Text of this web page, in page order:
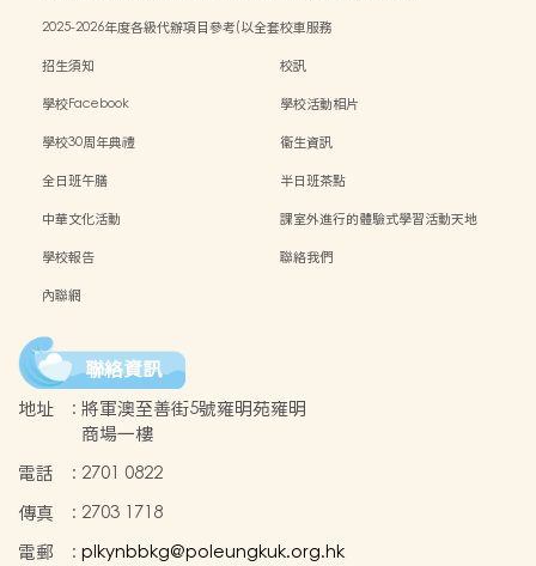
2025-2026年度各級代辦項目參考(以全套校車服務
招生須知
校訊
學校Facebook
學校活動相片
學校30周年典禮
衞生資訊
全日班午膳
半日班茶點
中華文化活動
課室外進行的體驗式學習活動天地
學校報告
聯絡我們
內聯網
聯絡資訊
地址 : 將軍澳至善街5號雍明苑雍明
商場一樓
電話
: 2701 0822
傳真
: 2703 1718
電郵
: plkynbbkg@poleungkuk.org.hk